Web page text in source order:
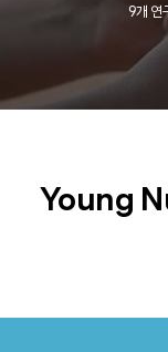
9개 연
Young